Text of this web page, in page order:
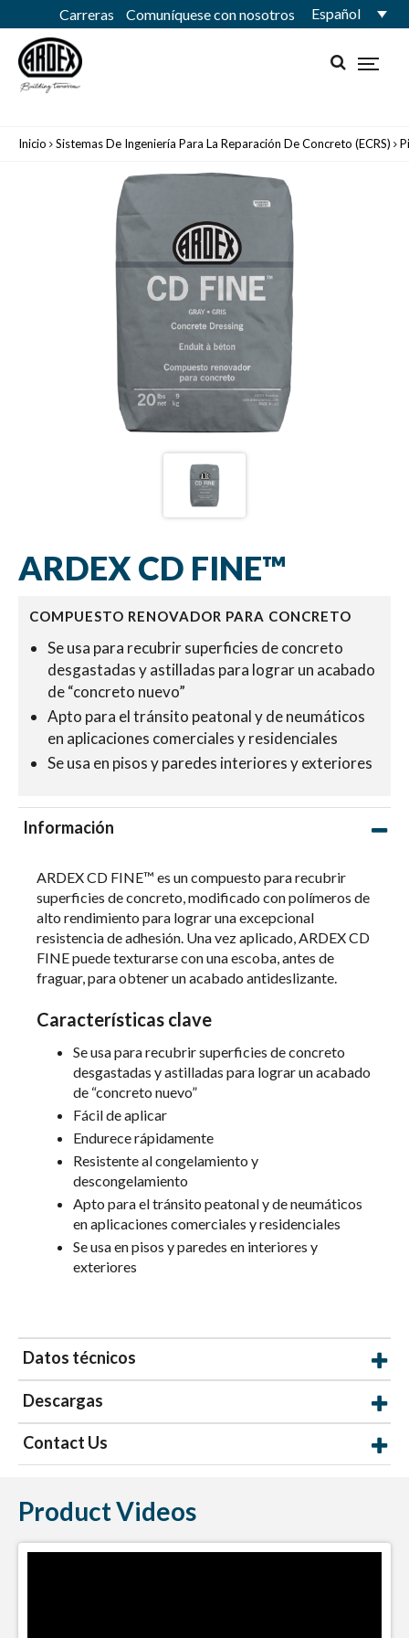
Carreras Comuníquese con nosotros Español
Inicio Sistemas De Ingeniería Para La Reparación De Concreto (ECRS)
ARDEX CD FINE™
COMPUESTO RENOVADOR PARA CONCRETO
Se usa para recubrir superficies de concreto
desgastadas y astilladas para lograr un acabado
de “concreto nuevo”
Apto para el tránsito peatonal y de neumáticos
en aplicaciones comerciales y residenciales
Se usa en pisos y paredes interiores y exteriores
Información
ARDEX CD FINE™ es un compuesto para recubrir
superficies de concreto, modificado con polímeros de
alto rendimiento para lograr una excepcional
resistencia de adhesión. Una vez aplicado, ARDEX CD
FINE puede texturarse con una escoba, antes de
fraguar, para obtener un acabado antideslizante.
Características clave
Se usa para recubrir superficies de concreto
desgastadas y astilladas para lograr un acabado
de “concreto nuevo”
Fácil de aplicar
Endurece rápidamente
Resistente al congelamiento y
descongelamiento
Apto para el tránsito peatonal y de neumáticos
en aplicaciones comerciales y residenciales
Se usa en pisos y paredes en interiores y
exteriores
Datos técnicos
Descargas
Contact Us
Product Videos